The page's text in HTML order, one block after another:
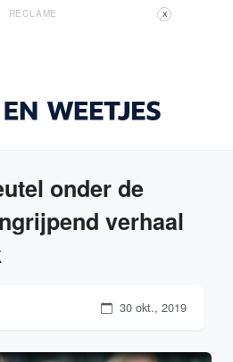
RECLAME X
onder de
verhaal
30 okt., 2019